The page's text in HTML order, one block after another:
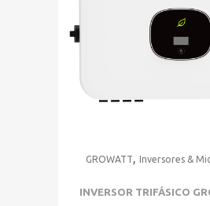
GROWATT, Inversores &
INVERSOR TRIFÁSICO